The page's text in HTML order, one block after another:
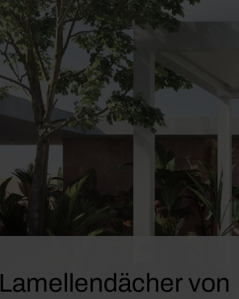
Lamellendächer von